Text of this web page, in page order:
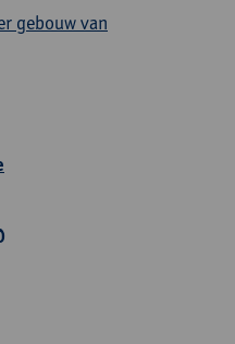
gebouw van